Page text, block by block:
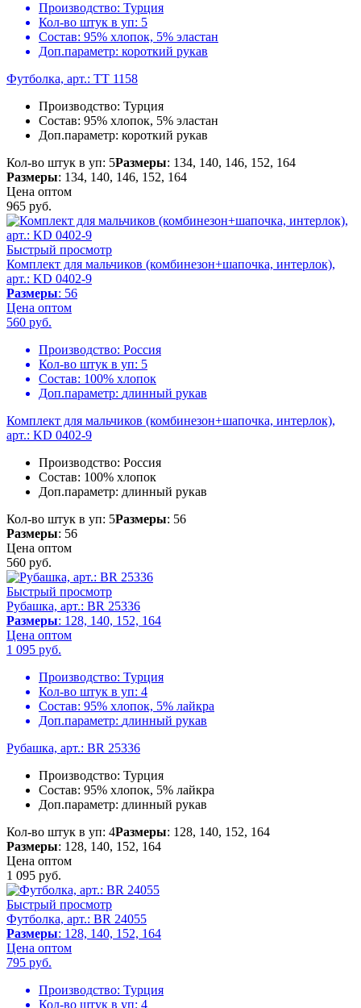
Производство: Турция
Кол-во штук в уп: 5
Состав: 95% хлопок, 5% эластан
Доп.параметр: короткий рукав
Футболка, арт.: TT 1158
Производство: Турция
Состав: 95% хлопок, 5% эластан
Доп.параметр: короткий рукав
Кол-во штук в уп: 5Размеры: 134, 140, 146, 152, 164
Размеры: 134, 140, 146, 152, 164
Цена оптом
965 руб.
Быстрый просмотр
Комплект для мальчиков (комбинезон+шапочка, интерлок),
арт.: KD 0402-9
Размеры: 56
Цена оптом
560 руб.
Производство: Россия
Кол-во штук в уп: 5
Состав: 100% хлопок
Доп.параметр: длинный рукав
Комплект для мальчиков (комбинезон+шапочка, интерлок),
арт.: KD 0402-9
Производство: Россия
Состав: 100% хлопок
Доп.параметр: длинный рукав
Кол-во штук в уп: 5Размеры: 56
Размеры: 56
Цена оптом
560 руб.
Быстрый просмотр
Рубашка, арт.: BR 25336
Размеры: 128, 140, 152, 164
Цена оптом
1 095 руб.
Производство: Турция
Кол-во штук в уп: 4
Состав: 95% хлопок, 5% лайкра
Доп.параметр: длинный рукав
Рубашка, арт.: BR 25336
Производство: Турция
Состав: 95% хлопок, 5% лайкра
Доп.параметр: длинный рукав
Кол-во штук в уп: 4Размеры: 128, 140, 152, 164
Размеры: 128, 140, 152, 164
Цена оптом
1 095 руб.
Быстрый просмотр
Футболка, арт.: BR 24055
Размеры: 128, 140, 152, 164
Цена оптом
795 руб.
Производство: Турция
Кол-во штук в уп: 4